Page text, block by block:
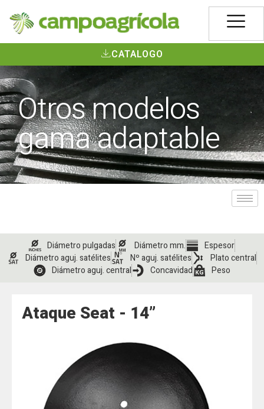
CATALOGO
Otros modelos
gama adaptable
Diámetro pulgadas Diámetro mm.
Espesor
Diámetro aguj. satélites
Nº aguj. satélites
Plato central
Diámetro aguj. central
Concavidad Peso
Ataque Seat - 14”